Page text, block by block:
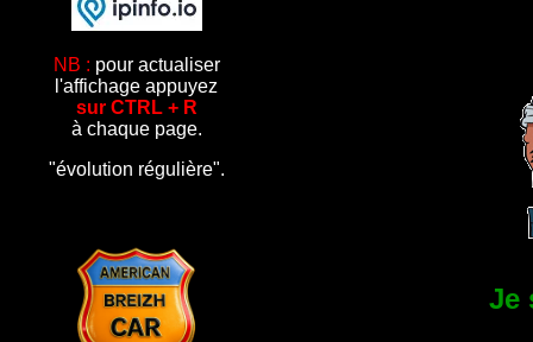
NB : pour actualiser
l'affichage appuyez
sur CTRL + R
à chaque page.
"évolution régulière".
Je